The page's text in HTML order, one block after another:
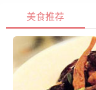
美食推荐